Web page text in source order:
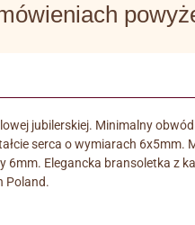
jubilerskiej. Minimalny
serca o wymiarach 6x5mm.
6mm. Elegancka bransoletka z
Poland.